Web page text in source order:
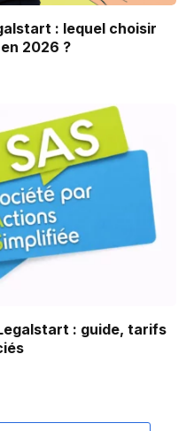
: lequel choisir
2026 ?
: guide, tarifs